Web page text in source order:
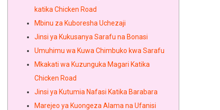
katika Chicken Road
Mbinu za Kuboresha Uchezaji
Jinsi ya Kukusanya Sarafu na Bonasi
Umuhimu wa Kuwa Chimbuko kwa Sarafu
Mkakati wa Kuzunguka Magari Katika
Chicken Road
Jinsi ya Kutumia Nafasi Katika Barabara
Marejeo ya Kuongeza Alama na Ufanisi